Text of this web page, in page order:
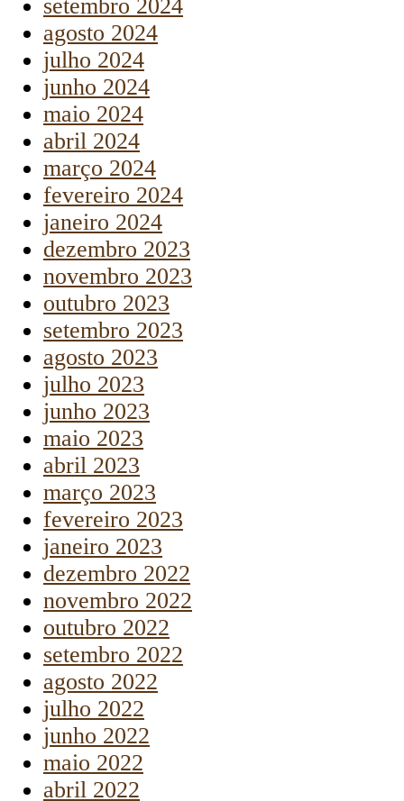
setembro 2024
agosto 2024
julho 2024
junho 2024
maio 2024
abril 2024
março 2024
fevereiro 2024
janeiro 2024
dezembro 2023
novembro 2023
outubro 2023
setembro 2023
agosto 2023
julho 2023
junho 2023
maio 2023
abril 2023
março 2023
fevereiro 2023
janeiro 2023
dezembro 2022
novembro 2022
outubro 2022
setembro 2022
agosto 2022
julho 2022
junho 2022
maio 2022
abril 2022